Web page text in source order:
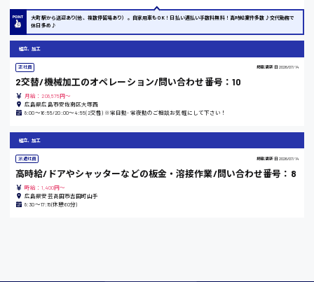
東京都
島根県
香川県
愛知県
時給1200円〜
時給1100円〜
大町駅から送迎あり(他、複数停留場あり）。自家用車もOK！日払い週払い手数料無料！高時給案件多数♪交代勤務で
休日多め♪
組立、加工
正社員 掲載更新日 2026/07/14
2交替/機械加工のオペレーション/問い合わせ番号：10
月給：208,575円～
広島県広島市安佐南区大塚西
8:00〜16:55/20:00〜4:55(2交替) ※常日勤･常夜勤のご相談お気軽にして下さい！
組立、加工
派遣社員 掲載更新日 2026/07/14
高時給/ドアやシャッターなどの板金・溶接作業/問い合わせ番号：8
時給：1,400円～
広島県安芸高田市吉田町山手
8:30〜17:15(休憩60分)